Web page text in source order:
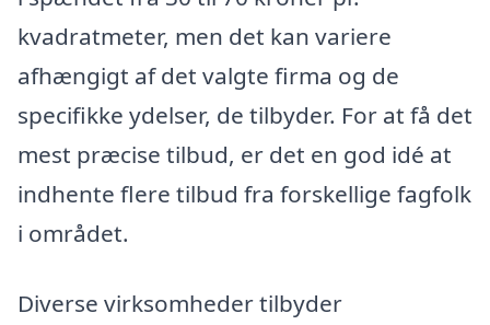
kvadratmeter, men det kan variere
afhængigt af det valgte firma og de
specifikke ydelser, de tilbyder. For at få det
mest præcise tilbud, er det en god idé at
indhente flere tilbud fra forskellige fagfolk
i området.
Diverse virksomheder tilbyder